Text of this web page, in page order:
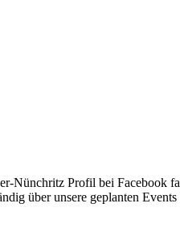
Nünchritz Profil bei Facebook
über unsere geplanten